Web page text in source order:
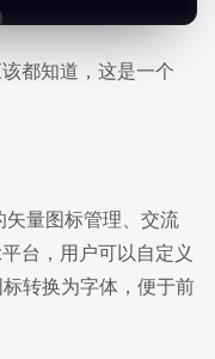
都知道，这是一个
量图标管理、交流
台，用户可以自定义
转换为字体，便于前